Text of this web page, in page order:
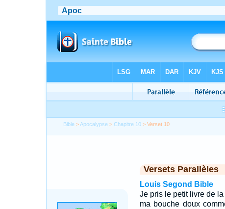
Bible >Apocalypse >Chapitre 10 > Verset 10
Versets Parallèles
Louis Segond Bible
Je pris le petit livre de
ma bouche doux